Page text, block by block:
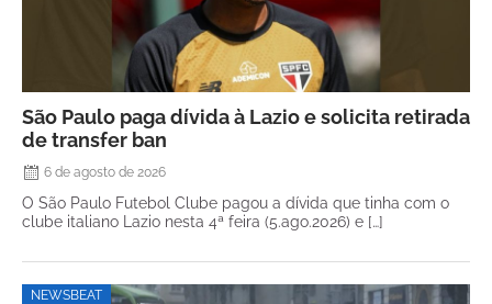
São Paulo paga dívida à Lazio e solicita retirada
de transfer ban
6 de agosto de 2026
O São Paulo Futebol Clube pagou a dívida que tinha com o
clube italiano Lazio nesta 4ª feira (5.ago.2026) e […]
NEWSBEAT